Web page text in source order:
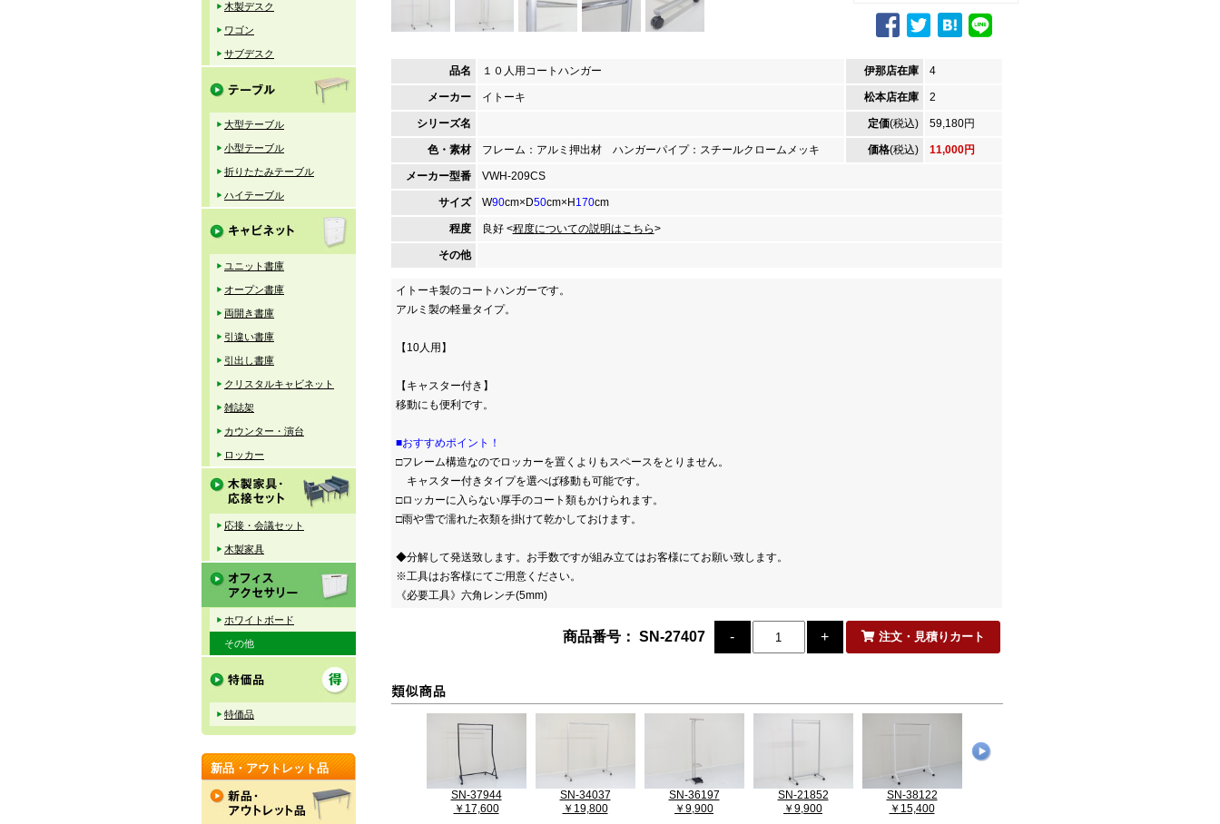
品名 １０人用コートハンガー 伊那店在庫 4
メーカー イトーキ 松本店在庫 2
シリーズ名 定価(税込) 59,180円
色・素材 フレーム：アルミ押出材 ハンガーパイプ：スチールクロームメッキ 価格(税込) 11,000円
メーカー型番 VWH-209CS
サイズ W90cm×D50cm×H 170cm
程度 良好 <程度についての説明はこちら>
その他
イトーキ製のコートハンガーです。
アルミ製の軽量タイプ。
【10人用】
【キャスター付き】
移動にも便利です。
■おすすめポイント！
□フレーム構造なのでロッカーを置くよりもスペースをとりません。
キャスター付きタイプを選べば移動も可能です。
□ロッカーに入らない厚手のコート類もかけられます。
□雨や雪で濡れた衣類を掛けて乾かしておけます。
◆分解して発送致します。お手数ですが組み立てはお客様にてお願い致します。
※工具はお客様にてご用意ください。
《必要工具》六角レンチ(5mm)
商品番号： SN-27407 注文・見積りカート
SN-37944
￥17,600
SN-34037
￥19,800
SN-36197
￥9,900
SN-21852
￥9,900
SN-38122
￥15,400
木製デスク
ワゴン
サブデスク
大型テーブル
小型テーブル
折りたたみテーブル
ハイテーブル
ユニット書庫
オープン書庫
両開き書庫
引違い書庫
引出し書庫
クリスタルキャビネット
雑誌架
カウンター・演台
ロッカー
応接・会議セット
木製家具
ホワイトボード
その他
特価品
新品・アウトレット品